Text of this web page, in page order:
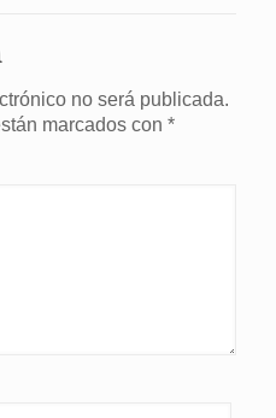
no será publicada.
marcados con *